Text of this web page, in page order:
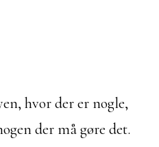
hvor der er nogle,
der må gøre det.